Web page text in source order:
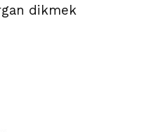
dikmek